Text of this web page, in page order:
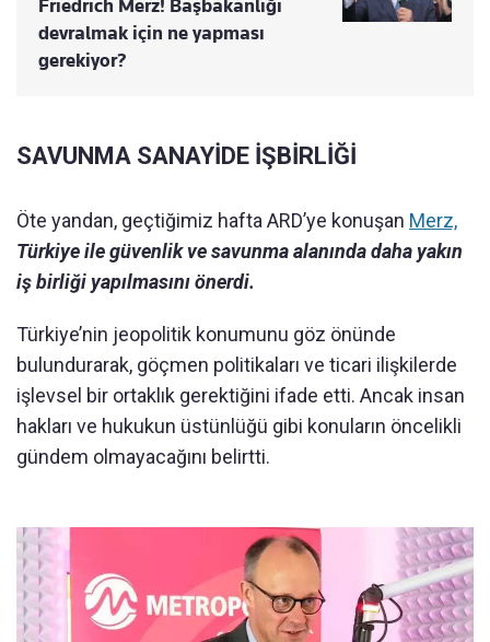
Friedrich Merz! Başbakanlığı
devralmak için ne yapması
gerekiyor?
SAVUNMA SANAYİDE İŞBİRLİĞİ
Öte yandan, geçtiğimiz hafta ARD’ye konuşan Merz,
Türkiye ile güvenlik ve savunma alanında daha yakın
iş birliği yapılmasını önerdi.
Türkiye’nin jeopolitik konumunu göz önünde
bulundurarak, göçmen politikaları ve ticari ilişkilerde
işlevsel bir ortaklık gerektiğini ifade etti. Ancak insan
hakları ve hukukun üstünlüğü gibi konuların öncelikli
gündem olmayacağını belirtti.